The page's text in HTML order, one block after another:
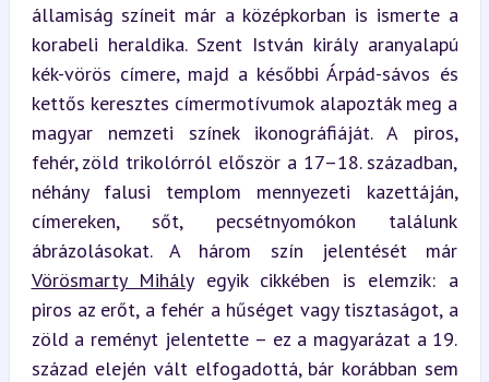
államiság színeit már a középkorban is ismerte a
korabeli heraldika. Szent István király aranyalapú
kék-vörös címere, majd a későbbi Árpád-sávos és
kettős keresztes címermotívumok alapozták meg a
magyar nemzeti színek ikonográfiáját. A piros,
fehér, zöld trikolórról először a 17–18. században,
néhány falusi templom mennyezeti kazettáján,
címereken, sőt, pecsétnyomókon találunk
Vörösmarty Mihály egyik cikkében is elemzik: a
piros az erőt, a fehér a hűséget vagy tisztaságot, a
zöld a reményt jelentette – ez a magyarázat a 19.
század elején vált elfogadottá, bár korábban sem